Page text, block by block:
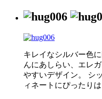
キレイなシルバー色
んにあしらい、エレ
やすいデザイン。 シ
ィネートにぴったり